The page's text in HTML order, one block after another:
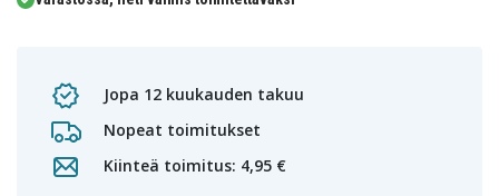
Jopa 12 kuukauden takuu
Nopeat toimitukset
Kiinteä toimitus: 4,95 €